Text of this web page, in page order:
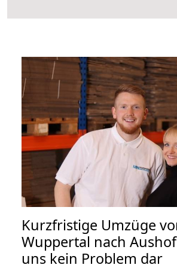
Kurzfristige Umzüge
Wuppertal nach
uns kein Problem dar